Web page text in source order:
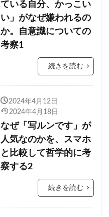
ている自分、かっこい
い」がなぜ嫌われるの
か。自意識についての
考察1
続きを読む
2024年4月12日
2024年4月18日
なぜ「写ルンです」が
人気なのかを、スマホ
と比較して哲学的に考
察する2
続きを読む